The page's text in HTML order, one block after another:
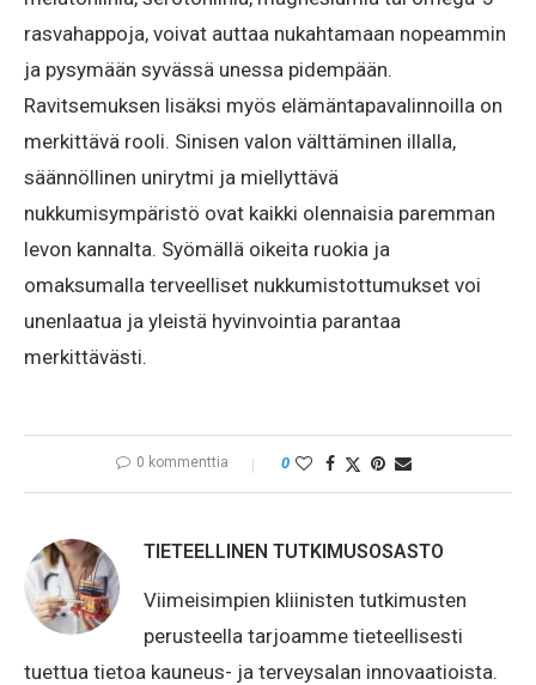
rasvahappoja, voivat auttaa nukahtamaan nopeammin
ja pysymään syvässä unessa pidempään.
Ravitsemuksen lisäksi myös elämäntapavalinnoilla on
merkittävä rooli. Sinisen valon välttäminen illalla,
säännöllinen unirytmi ja miellyttävä
nukkumisympäristö ovat kaikki olennaisia paremman
levon kannalta. Syömällä oikeita ruokia ja
omaksumalla terveelliset nukkumistottumukset voi
unenlaatua ja yleistä hyvinvointia parantaa
merkittävästi.
0 kommenttia 0
TIETEELLINEN TUTKIMUSOSASTO
Viimeisimpien kliinisten tutkimusten
perusteella tarjoamme tieteellisesti
tuettua tietoa kauneus- ja terveysalan innovaatioista.